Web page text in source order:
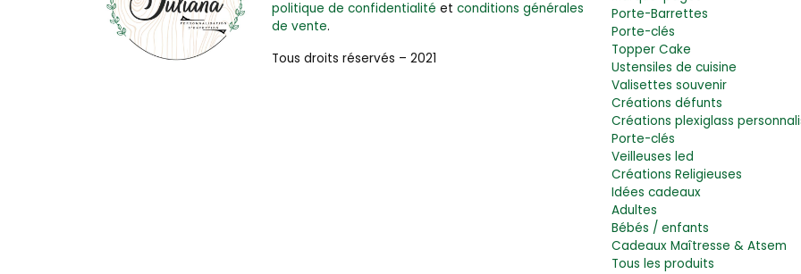
politique de confidentialité et conditions générales
de vente.
Tous droits réservés – 2021
Porte-Barrettes
Porte-clés
Topper Cake
Ustensiles de cuisine
Valisettes souvenir
Créations défunts
Créations plexiglass
Porte-clés
Veilleuses led
Créations Religieuses
Idées cadeaux
Adultes
Bébés / enfants
Cadeaux Maîtresse & Atsem
Tous les produits